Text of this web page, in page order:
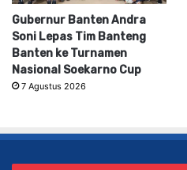
Gubernur Banten Andra
Soni Lepas Tim Banteng
Banten ke Turnamen
Nasional Soekarno Cup
7 Agustus 2026